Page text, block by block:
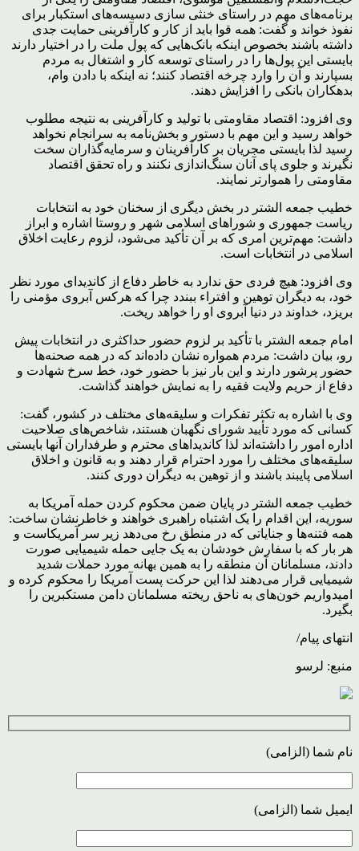
برنامه‌های مهم در راستای خنثی سازی دسیسه‌های استکبار برای
نفوذ خواند و گفت: همه قوا باید از کار و کارآفرینی حمایت جدی
داشته باشند بخصوص اینکه بانک‌هایی که پول ملت را در اختیار دارند
بایستی این پول‌ها را در راستای توسعه کار و اشتغال به مردم
بسپارند و آن را وارد چرخه اقتصاد کنند؛ نه اینکه با دادن وام‌،
بدهکاران بانکی را افزایش دهند.
وی افزود: اقتصاد مقاومتی با تولید و کارآفرینی به نتیجه مطلوب
خواهد رسید و این مهم با دستور و بخش‌نامه به سرانجام نخواهد
رسید لذا بایستی مجریان بر کارآفرینان و سرمایه‌گذاران سخت
نگیرند و جلوی پای آنان سنگ‌اندازی نکنند و راه تحقق اقتصاد
مقاومتی را هموارتر نمایند.
خطیب جمعه الشتر در بخش دیگری از سخنان خود به انتخابات
ریاست جمهوری و شوراهای اسلامی شهر و روستا اشاره و ابراز
داشت: مهم‌ترین امری که بر آن تأکید می‌شود، لزوم رعایت اخلاق
اسلامی در انتخابات است.
وی افزود: هیچ فردی حق ندارد به خاطر دفاع از کاندیدای مورد نظر
خود، به دیگران توهین و افتراء ببندد چرا که هرکس آبروی مؤمنی را
بریزد، خداوند در دنیا آبروی او را خواهد ریخت.
امام جمعه الشتر با تأکید بر لزوم حضور حداکثری در انتخابات پیش
رو، بیان داشت: مردم همواره نشان داده‌اند که در همه صحنه‌ها
حضور پرشور دارند و این بار نیز با حضور خود، خط سرخ شهادت و
دفاع از حریم ولایت فقیه را به نمایش خواهند گذاشت.
وی با اشاره به تکثر تفکرات و سلیقه‌های مختلف در کشور، گفت:
کسانی که مورد تأیید شورای نگهبان هستند، شاخص‌های صلاحیت
اداره امور را داشته‌اند لذا کاندیداهای محترم و طرفداران آنها بایستی
سلیقه‌های مختلف را مورد احترام قرار دهند و به قانون و اخلاق
اسلامی پایبند باشند و از توهین به دیگران دوری کنند.
خطیب جمعه الشتر در پایان ضمن محکوم کردن حمله آمریکا به
سوریه، این اقدام را یک اشتباه راهبری خواهند و خاطرنشان ساخت:
همه فتنه‌ها و جنایاتی که در منطق رخ می‌دهد زیر سر آمریکاست و
هر بار که با سفارش خودشان به یک جایی حمله شیمیایی صورت
دادند، مسلمانان آن منطقه را به همین بهانه مورد حملات شدید
شیمیایی قرار می‌دهند لذا این حرکت پست آمریکا را محکوم کرده و
امیدواریم خون‌های به ناحق ریخته مسلمانان دامن مستکبرین را
بگیرد.
انتهای پیام/
منبع: لرسو
نام شما (الزامی)
ایمیل شما (الزامی)